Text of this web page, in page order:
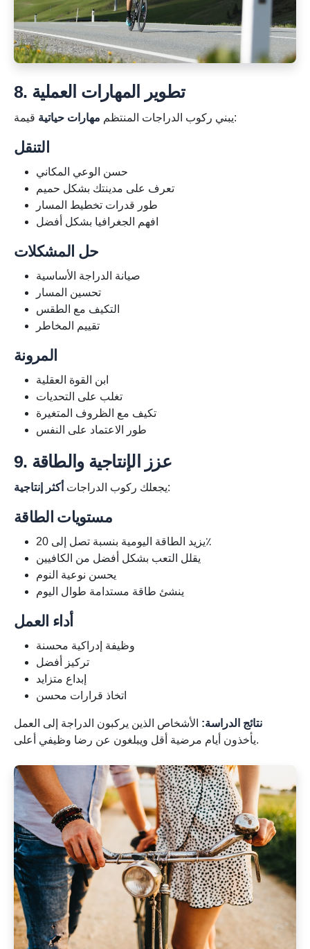
8. تطوير المهارات العملية
يبني ركوب الدراجات المنتظم مهارات حياتية قيمة:
التنقل
حسن الوعي المكاني
تعرف على مدينتك بشكل حميم
طور قدرات تخطيط المسار
افهم الجغرافيا بشكل أفضل
حل المشكلات
صيانة الدراجة الأساسية
تحسين المسار
التكيف مع الطقس
تقييم المخاطر
المرونة
ابن القوة العقلية
تغلب على التحديات
تكيف مع الظروف المتغيرة
طور الاعتماد على النفس
9. عزز الإنتاجية والطاقة
يجعلك ركوب الدراجات أكثر إنتاجية :
مستويات الطاقة
يزيد الطاقة اليومية بنسبة تصل إلى 20٪
يقلل التعب بشكل أفضل من الكافيين
يحسن نوعية النوم
ينشئ طاقة مستدامة طوال اليوم
أداء العمل
وظيفة إدراكية محسنة
تركيز أفضل
إبداع متزايد
اتخاذ قرارات محسن
نتائج الدراسة: الأشخاص الذين يركبون الدراجة إلى العمل
يأخذون أيام مرضية أقل ويبلغون عن رضا وظيفي أعلى.